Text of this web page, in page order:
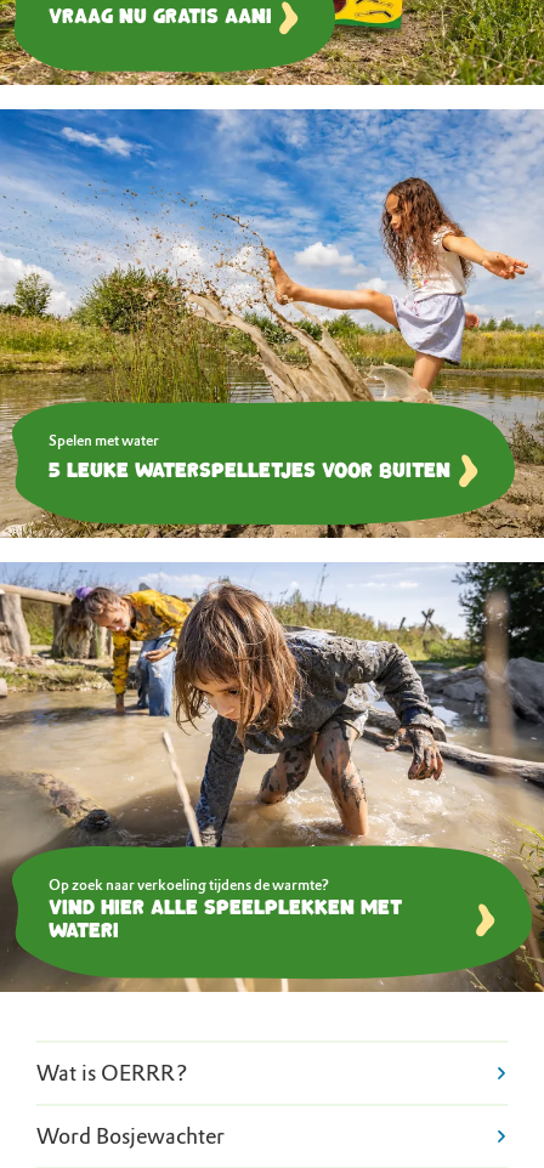
Vraag nu gratis aan!
Spelen met water
5 leuke waterspelletjes voor buiten
Op zoek naar verkoeling tijdens de warmte?
Vind hier alle speelplekken met
water!
Wat is OERRR?
Word Bosjewachter